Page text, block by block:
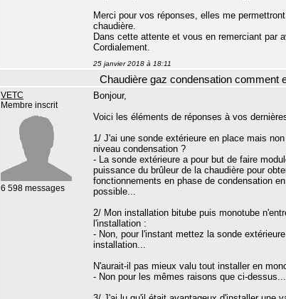
Merci pour vos réponses, elles me
chaudière.
Dans cette attente et vous en remerciant par
Cordialement.
25 janvier 2018 à 18:11
Chaudière gaz condensation comment
VETC
Membre inscrit
6 598 messages
Bonjour,
Voici les éléments de réponses à vos
1/ J'ai une sonde extérieure en place mais
niveau condensation ?
- La sonde extérieure a pour but de faire
puissance du brûleur de la chaudière pour
fonctionnements en phase de condensation
possible...
2/ Mon installation bitube puis monotube
l'installation :
- Non, pour l'instant mettez la sonde
installation...
N'aurait-il pas mieux valu tout installer en
- Non pour les mêmes raisons que ci-dessus...